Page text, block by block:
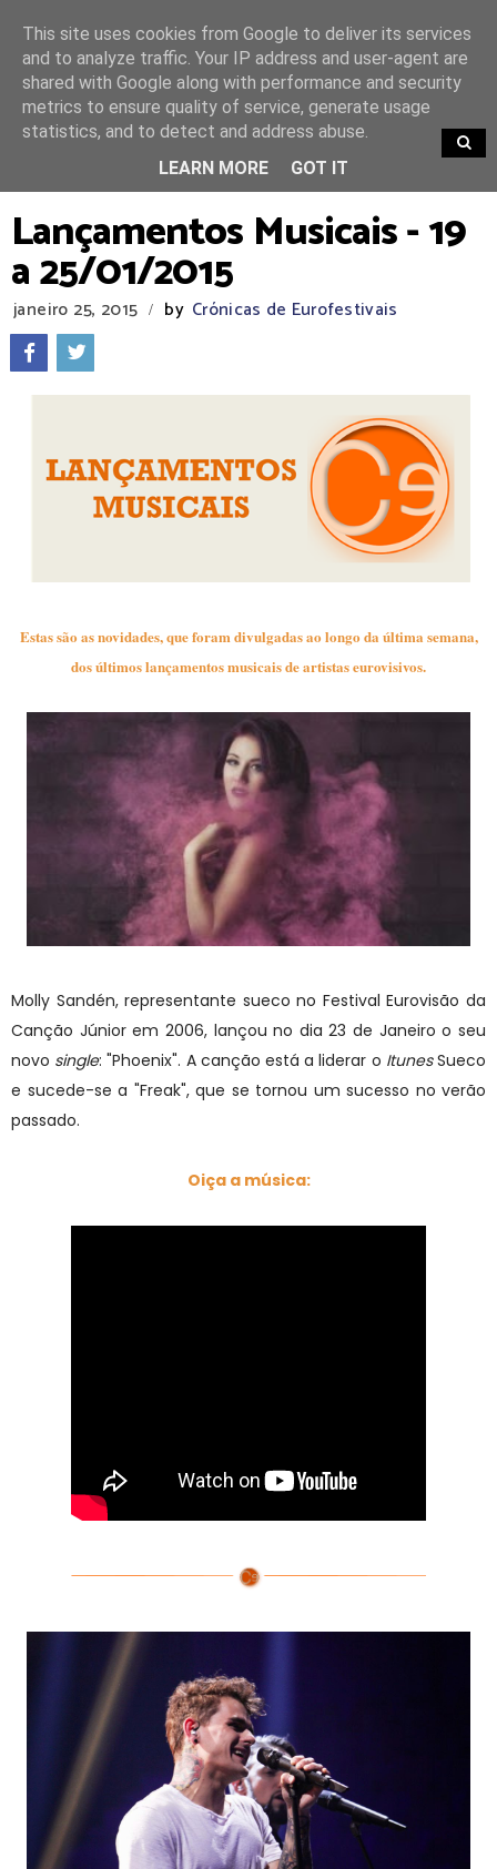
TRENDING
Lançamentos Musicais - 19
a 25/01/2015
janeiro 25, 2015 / by Crónicas de Eurofestivais
Estas são as novidades, que foram divulgadas ao longo da última semana,
dos últimos lançamentos musicais de artistas eurovisivos.
Molly Sandén, representante sueco no Festival Eurovisão da
Canção Júnior em 2006, lançou no dia 23 de Janeiro o seu
novo single: "Phoenix". A canção está a liderar o ItunesSueco
e sucede-se a "Freak", que se tornou um sucesso no verão
passado.
Oiça a música:
This site uses cookies from Google to deliver its services
and to analyze traffic. Your IP address and user-agent are
shared with Google along with performance and security
metrics to ensure quality of service, generate usage
statistics, and to detect and address abuse.
LEARN MORE
GOT IT